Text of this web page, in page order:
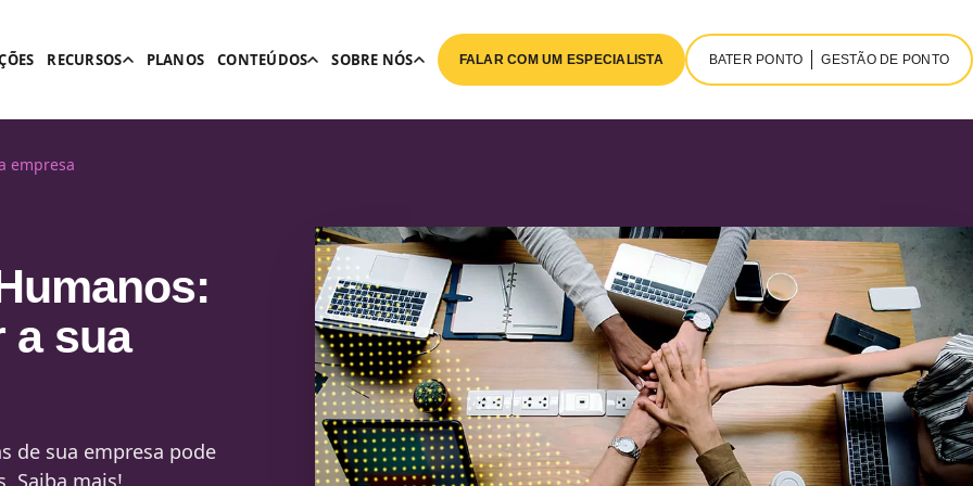
RECURSOS PLANOS CONTEÚDOS SOBRE NÓS FALAR COM UM ESPECIALISTA BATER PONTO GESTÃO DE PONTO
empresa
a sua
de sua empresa pode
Saiba mais!